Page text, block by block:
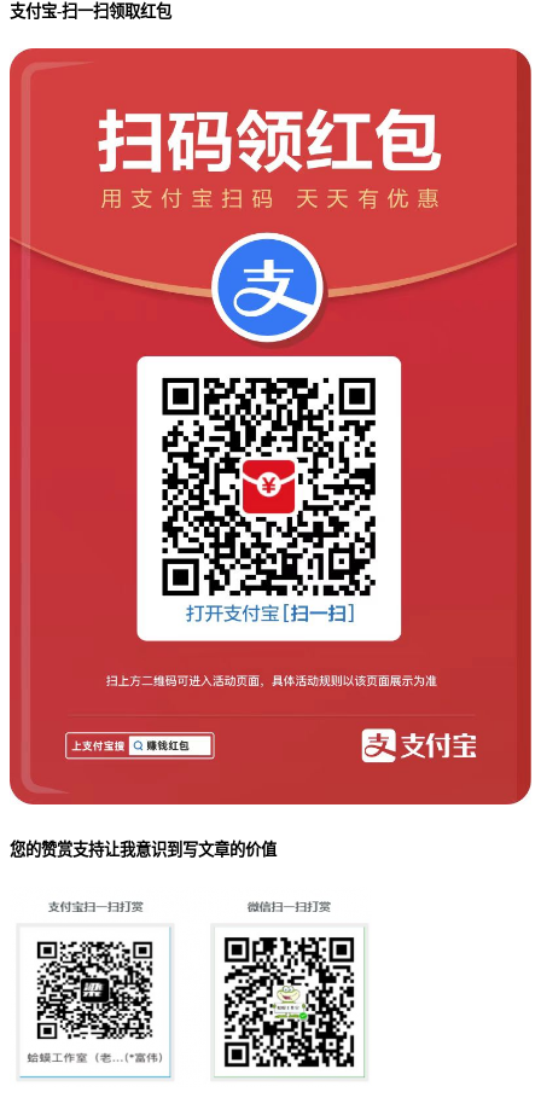
支付宝-扫一扫领取红包
您的赞赏支持让我意识到写文章的价值